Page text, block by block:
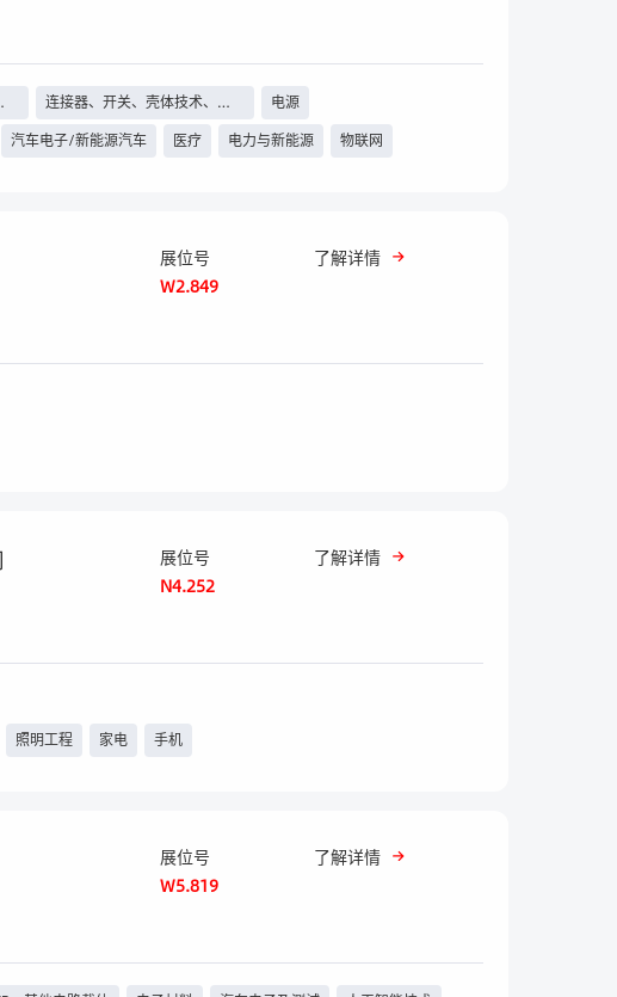
连接器、开关、壳体技术、线
束线缆等
电源
无线技术 其他
汽车电子/新能源汽车 医疗 电力与新能源
物联网
展位号
W2.849
了解详情
展位号
N4.252
了解详情
照明工程 家电 手机
展位号
W5.819
了解详情